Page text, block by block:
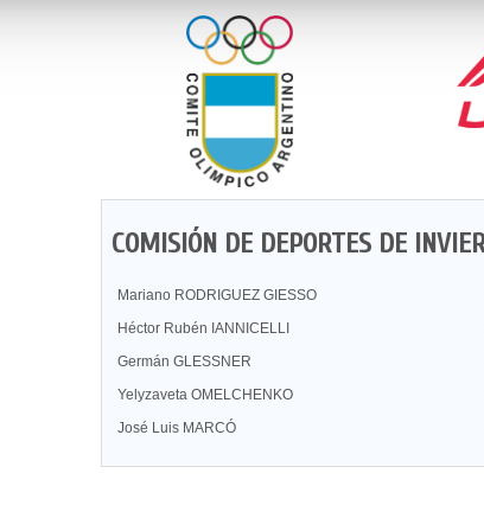
COMISIÓN DE DEPORTES DE
Mariano RODRIGUEZ GIESSO
Héctor Rubén IANNICELLI
Germán GLESSNER
Yelyzaveta OMELCHENKO
José Luis MARCÓ